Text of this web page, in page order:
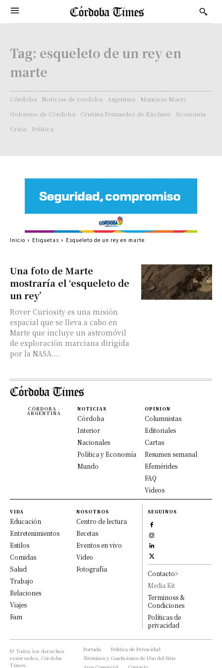
Tag: esqueleto de un rey en
marte
Córdoba Noticias de cordoba Argentina
Mauricio Macri
Gobierno de Córdoba
Cristina Fernandez de Kirchner
Economía
Crisis
Politica
Una foto de Marte
mostraría el ‘esqueleto de
un rey’
Rover Curiosity es una misión
espacial que se lleva a cabo en
Marte que incluye un astromóvil
de exploración marciana dirigida
por la NASA....
Inicio Etiquetas Esqueleto de un rey en marte
CÓRDOBA -
ARGENTINA
NOTICIAS
Córdoba
Interior
Nacionales
Política y Economía
Mundo
OPINION
Columnistas
Editoriales
Cartas
Resumen semanal
Efemérides
FAQ
Videos
VIDA
Educación
Entretenimientos
Estilos
Comidas
Salud
Trabajo
Relaciones
Viajes
Fam
NOSOTROS
Centro de lectura
Recetas
Eventos en vivo
Video
Fotografía
SEGUINOS
Contacto>
Media Kit
Terminoss &
Condiciones
Políticas de
privacidad
© Todos los derechos
reservados, Córdoba
Times
Portada
Política de Privacidad
Términos y Condiciones de Uso del Sitio